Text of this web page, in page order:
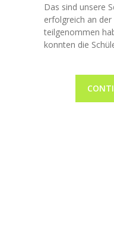
Das sind unsere
erfolgreich an
teilgenommen
konnten die